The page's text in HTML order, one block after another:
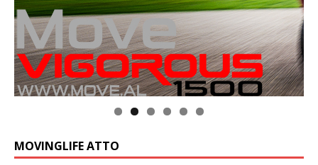
MOVINGLIFE ATTO